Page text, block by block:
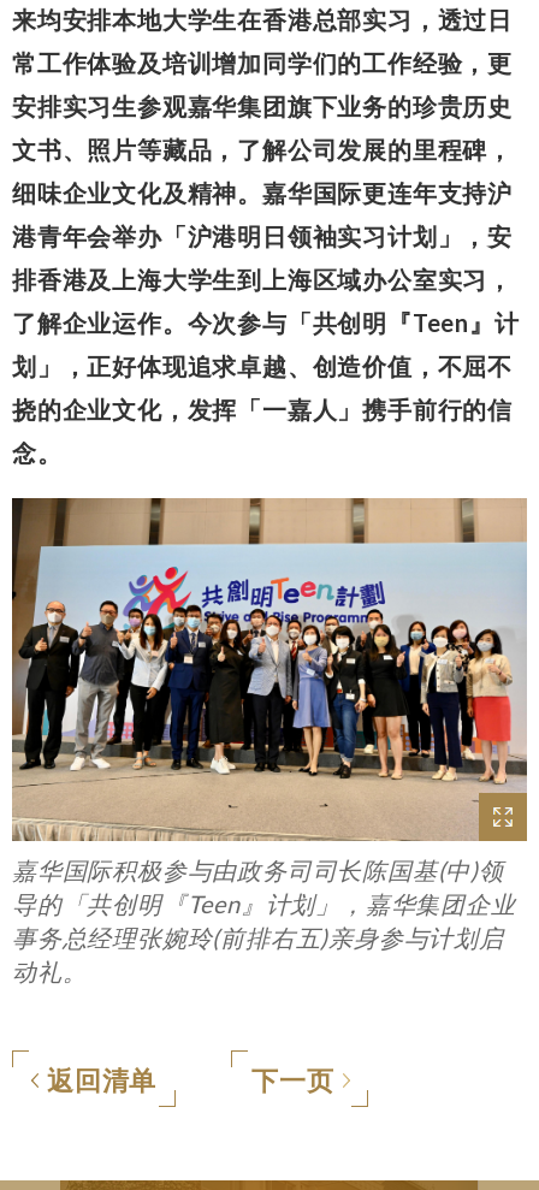
来均安排本地大学生在香港总部实习，透过日
常工作体验及培训增加同学们的工作经验，更
安排实习生参观嘉华集团旗下业务的珍贵历史
文书、照片等藏品，了解公司发展的里程碑，
细味企业文化及精神。嘉华国际更连年支持沪
港青年会举办「沪港明日领袖实习计划」，安
排香港及上海大学生到上海区域办公室实习，
了解企业运作。今次参与「共创明『Teen』计
划」，正好体现追求卓越、创造价值，不屈不
挠的企业文化，发挥「一嘉人」携手前行的信
念。
嘉华国际积极参与由政务司司长陈国基(中)领
导的「共创明『Teen』计划」，嘉华集团企业
事务总经理张婉玲(前排右五)亲身参与计划启
动礼。
返回清单 下一页